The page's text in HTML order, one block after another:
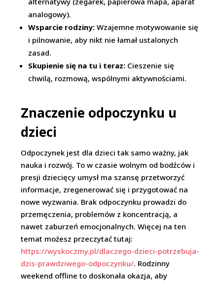
analogowy).
Wsparcie rodziny: Wzajemne motywowanie się
i pilnowanie, aby nikt nie łamał ustalonych
zasad.
Skupienie się na tu i teraz: Cieszenie się
chwilą, rozmową, wspólnymi aktywnościami.
Znaczenie odpoczynku u
dzieci
Odpoczynek jest dla dzieci tak samo ważny, jak
nauka i rozwój. To w czasie wolnym od bodźców i
presji dziecięcy umysł ma szansę przetworzyć
informacje, zregenerować się i przygotować na
nowe wyzwania. Brak odpoczynku prowadzi do
przemęczenia, problemów z koncentracją, a
nawet zaburzeń emocjonalnych. Więcej na ten
temat możesz przeczytać tutaj:
https://wyskoczmy.pl/dlaczego-dzieci-potrzebuja-
dzis-prawdziwego-odpoczynku/. Rodzinny
weekend offline to doskonała okazja, aby